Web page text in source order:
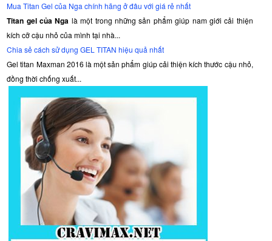
Mua Titan Gel của Nga chính hãng ở đâu với giá rẻ nhất
Titan gel của Nga là một trong những sản phẩm giúp nam giới cải thiện
kích cỡ cậu nhỏ của mình tại nhà...
Chia sẻ cách sử dụng GEL TITAN hiệu quả nhất
Gel titan Maxman 2016 là một sản phẩm giúp cải thiện kích thước cậu nhỏ,
đồng thời chống xuất...